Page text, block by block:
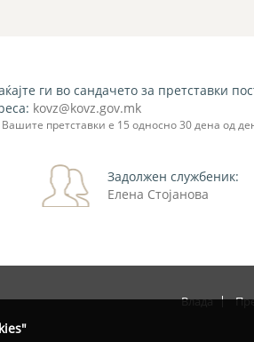
ги во сандачето за претставки
kovz@kovz.gov.mk
Вашите претставки е 15 односно 30 дена од
Задолжен службеник:
Елена Стојанова
Влада